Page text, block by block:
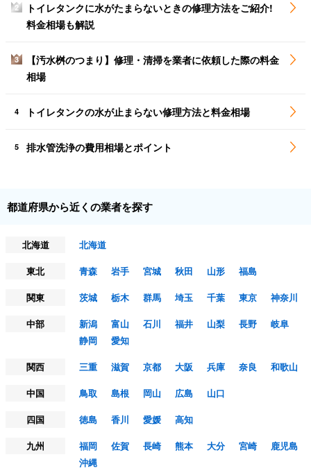
2
トイレタンクに水がたまらないときの修理方法をご紹介!
料金相場も解説
3
【汚水桝のつまり】修理・清掃を業者に依頼した際の料金
相場
4 トイレタンクの水が止まらない修理方法と料金相場
5 排水管洗浄の費用相場とポイント
都道府県から近くの業者を探す
北海道
北海道
東北
青森 岩手 宮城 秋田 山形
福島
関東
茨城 栃木 群馬 埼玉 千葉 東京
神奈川
中部
新潟 富山 石川 福井 山梨 長野
岐阜
静岡
愛知
関西
三重 滋賀 京都 大阪 兵庫 奈良
和歌山
中国
鳥取 島根 岡山 広島
山口
四国
徳島 香川 愛媛
高知
九州
福岡 佐賀 長崎 熊本 大分 宮崎
鹿児島
沖縄